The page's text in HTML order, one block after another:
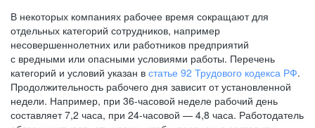
В некоторых компаниях рабочее время сокращают для
отдельных категорий сотрудников, например
несовершеннолетних или работников предприятий
с вредными или опасными условиями работы. Перечень
категорий и условий указан в статье 92 Трудового кодекса РФ.
Продолжительность рабочего дня зависит от установленной
недели. Например, при 36-часовой неделе рабочий день
составляет 7,2 часа, при 24-часовой — 4,8 часа. Работодатель